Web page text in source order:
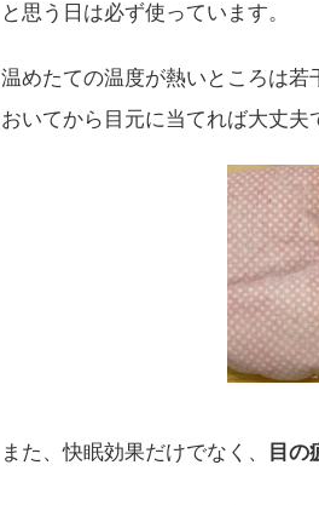
と思う日は必ず使っています。
温めたての温度が熱いところは
おいてから目元に当てれば大丈夫
また、快眠効果だけでなく、 目の